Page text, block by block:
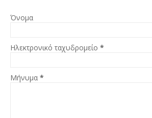
Όνομα
Ηλεκτρονικό ταχυδρομείο *
Μήνυμα *